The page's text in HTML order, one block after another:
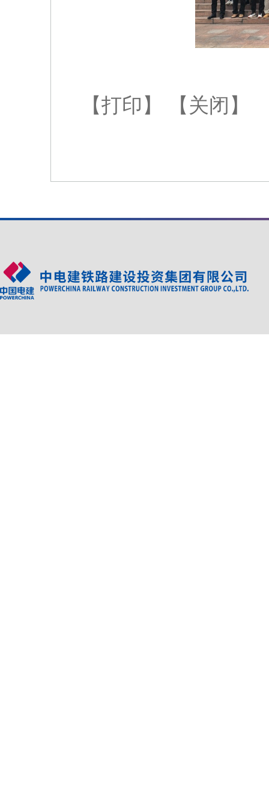
【打印】 【关闭】